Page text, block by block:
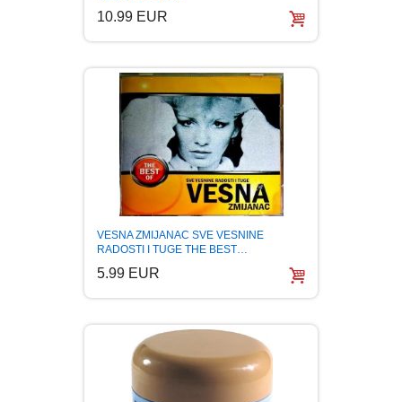
10.99 EUR
VESNA ZMIJANAC SVE VESNINE
RADOSTI I TUGE THE BEST…
5.99 EUR